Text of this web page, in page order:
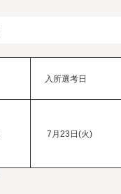
入所選考日
7月23日(火)